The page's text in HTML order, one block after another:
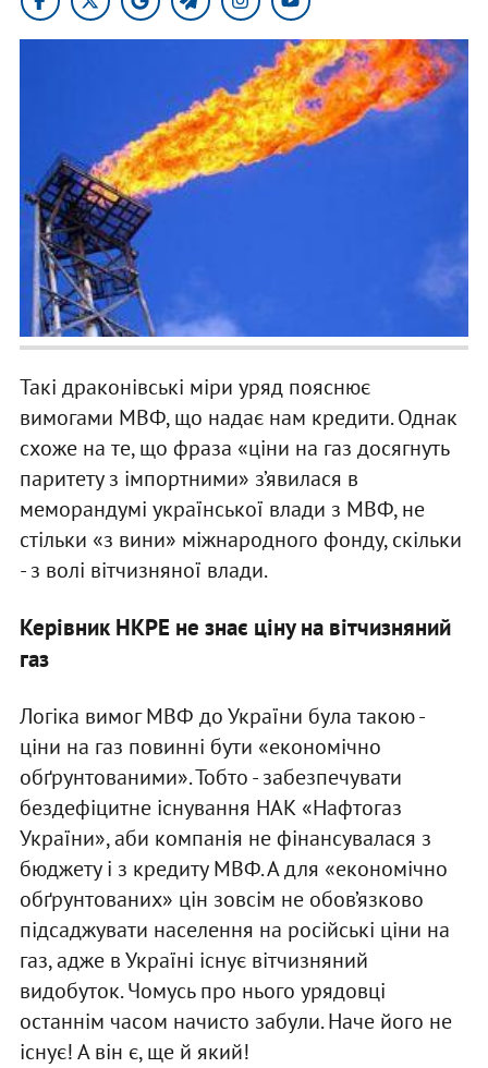
Такі драконівські міри уряд пояснює
вимогами МВФ, що надає нам кредити. Однак
схоже на те, що фраза «ціни на газ досягнуть
паритету з імпортними» з’явилася в
меморандумі української влади з МВФ, не
стільки «з вини» міжнародного фонду, скільки
- з волі вітчизняної влади.
Керівник НКРЕ не знає ціну на вітчизняний
газ
Логіка вимог МВФ до України була такою -
ціни на газ повинні бути «економічно
обґрунтованими». Тобто - забезпечувати
бездефіцитне існування НАК «Нафтогаз
України», аби компанія не фінансувалася з
бюджету і з кредиту МВФ. А для «економічно
обґрунтованих» цін зовсім не обов’язково
підсаджувати населення на російські ціни на
газ, адже в Україні існує вітчизняний
видобуток. Чомусь про нього урядовці
останнім часом начисто забули. Наче його не
існує! А він є, ще й який!